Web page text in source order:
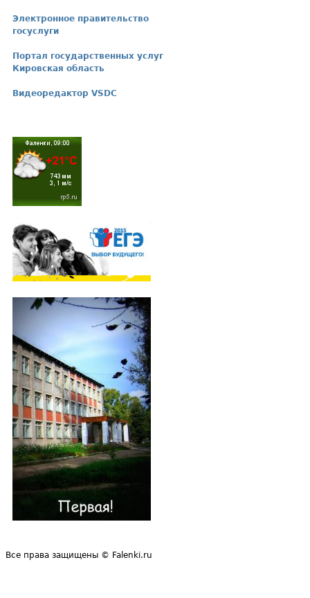
Электронное правительство
госуслуги
Портал государственных услуг
Кировская область
Видеоредактор VSDC
Все права защищены © Falenki.ru